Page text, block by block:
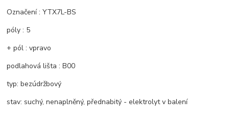
Označení : YTX7L-BS
póly : 5
+ pól : vpravo
podlahová lišta : B00
typ: bezúdržbový
stav: suchý, nenaplněný, přednabitý - elektrolyt v balení